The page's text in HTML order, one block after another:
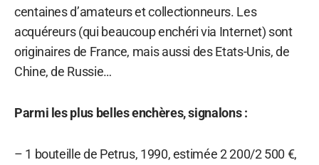
centaines d’amateurs et collectionneurs. Les
acquéreurs (qui beaucoup enchéri via Internet) sont
originaires de France, mais aussi des Etats-Unis, de
Chine, de Russie…
Parmi les plus belles enchères, signalons :
– 1 bouteille de Petrus, 1990, estimée 2 200/2 500 €,